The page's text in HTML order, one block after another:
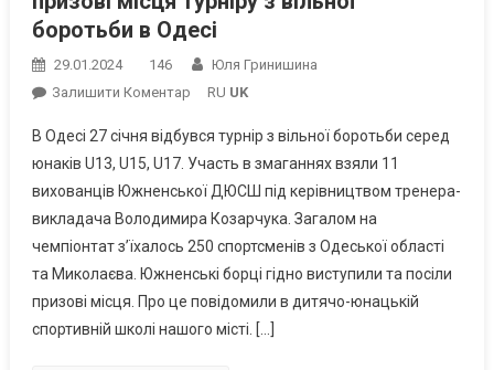
боротьби в Одесі
29.01.2024 146
Юля Гринишина
Залишити КоментарOn
Спортсмени
Завоювали
Призові
Місця
Турніру
З
Вільної
Боротьби
RU UK
В Одесі 27 січня відбувся турнір з вільної боротьби серед
юнаків U13, U15, U17. Участь в змаганнях взяли 11
вихованців Южненської ДЮСШ під керівництвом тренера-
викладача Володимира Козарчука. Загалом на
чемпіонтат з’їхалось 250 спортсменів з Одеської області
та Миколаєва. Южненські борці гідно виступили та посіли
призові місця. Про це повідомили в дитячо-юнацькій
спортивній школі нашого місті. […]